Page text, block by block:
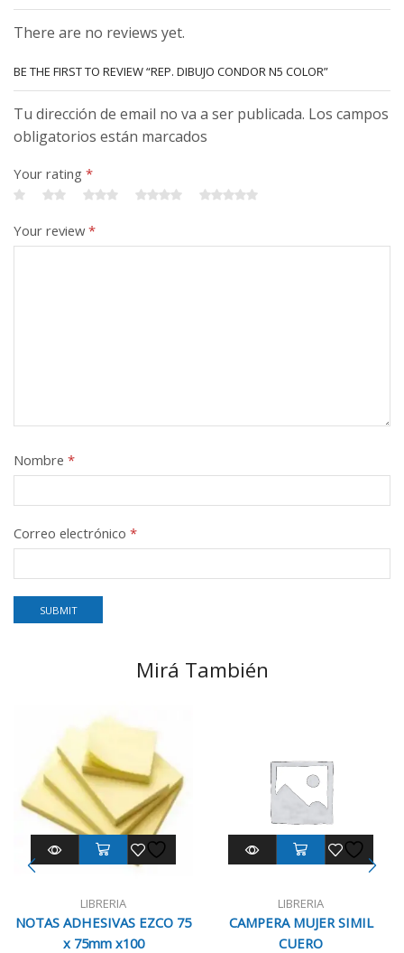
There are no reviews yet.
BE THE FIRST TO REVIEW “REP. DIBUJO CONDOR N5 COLOR”
Tu dirección de email no va a ser publicada. Los campos
obligatorios están marcados
Your rating *
Your review*
Nombre *
Correo electrónico *
Mirá También
LIBRERIA
NOTAS ADHESIVAS EZCO 75
x 75mm x100
LIBRERIA
CAMPERA MUJER SIMIL
CUERO